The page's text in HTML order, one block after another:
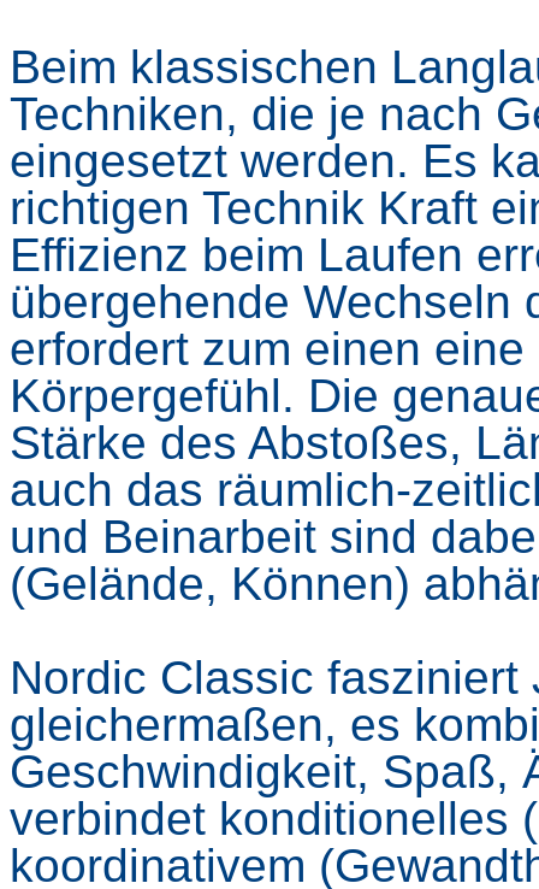
Beim klassischen
Techniken, die je nach
eingesetzt werden. Es
richtigen Technik Kraft
Effizienz beim Laufen
übergehende Wechseln
erfordert zum einen
Körpergefühl. Die
Stärke des Abstoßes,
auch das räumlich-
und Beinarbeit sind
(Gelände, Können)
Nordic Classic
gleichermaßen, es
Geschwindigkeit, Spaß,
verbindet konditionelles
koordinativem